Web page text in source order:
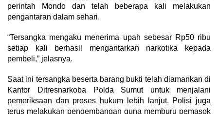
perintah Mondo dan telah beberapa kali melakukan
pengantaran dalam sehari.
“Tersangka mengaku menerima upah sebesar Rp50 ribu
setiap kali berhasil mengantarkan narkotika kepada
pembeli,” jelasnya.
Saat ini tersangka beserta barang bukti telah diamankan di
Kantor Ditresnarkoba Polda Sumut untuk menjalani
pemeriksaan dan proses hukum lebih lanjut. Polisi juga
terus melakukan pengembangan guna memburu pemasok